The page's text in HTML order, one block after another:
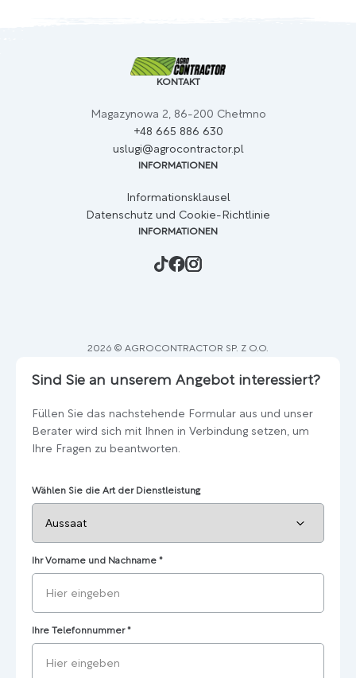
KONTAKT
Magazynowa 2, 86-200 Chełmno
+48 665 886 630
uslugi@agrocontractor.pl
INFORMATIONEN
Informationsklausel
Datenschutz und Cookie-Richtlinie
INFORMATIONEN
2026 © AGROCONTRACTOR SP. Z O.O.
Sind Sie an unserem Angebot interessiert?
Füllen Sie das nachstehende Formular aus und unser
Berater wird sich mit Ihnen in Verbindung setzen, um
Ihre Fragen zu beantworten.
Wählen Sie die Art der Dienstleistung
Ihr Vorname und Nachname *
Ihre Telefonnummer*